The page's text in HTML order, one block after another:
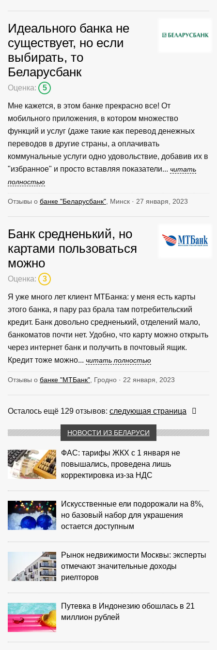
Идеального банка не
существует, но если
выбирать, то
Беларусбанк
Оценка: 5
Мне кажется, в этом банке прекрасно все! От
мобильного приложения, в котором множество
функций и услуг (даже такие как перевод денежных
переводов в другие страны, а оплачивать
коммунальные услуги одно удовольствие, добавив их в
"избранное" и просто вставляя показатели... читать
полностью
Отзывы о банке "Беларусбанк" , Минск · 27 января, 2023
Банк средненький, но
картами пользоваться
можно
Оценка: 3
Я уже много лет клиент МТБанка: у меня есть карты
этого банка, я пару раз брала там потребительский
кредит. Банк довольно средненький, отделений мало,
банкоматов почти нет. Удобно, что карту можно открыть
через интернет банк и получить в почтовый ящик.
Кредит тоже можно... читать полностью
Отзывы о банке "МТБанк" , Гродно · 22 января, 2023
Осталось ещё 129 отзывов: следующая страница
НОВОСТИ ИЗ БЕЛАРУСИ
ФАС: тарифы ЖКХ с 1 января не
повышались, проведена лишь
корректировка из‑за НДС
Искусственные ели подорожали на 8%,
но базовый набор для украшения
остается доступным
Рынок недвижимости Москвы: эксперты
отмечают значительные доходы
риелторов
Путевка в Индонезию обошлась в 21
миллион рублей